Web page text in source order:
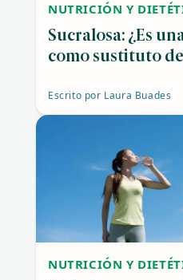
NUTRICIÓN Y
Sucralosa: ¿Es
como sustituto
Escrito por Laura Buades
NUTRICIÓN Y